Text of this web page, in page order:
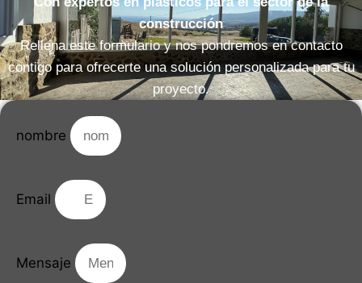
construcción
Rellena este formulario y nos pondremos en contacto
contigo para ofrecerte una solución personalizada para tu
proyecto.
nombre
Email
Mensaje